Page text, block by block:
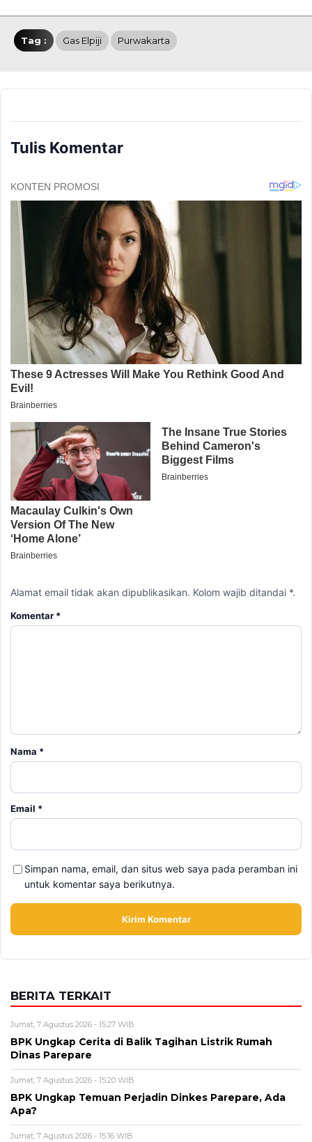
Tag : Gas Elpiji Purwakarta
Tulis Komentar
Alamat email tidak akan dipublikasikan. Kolom wajib ditandai *.
Komentar *
Nama *
Email *
Simpan nama, email, dan situs web saya pada peramban ini
untuk komentar saya berikutnya.
BERITA TERKAIT
Jumat, 7 Agustus 2026 - 15:27 WIB
BPK Ungkap Cerita di Balik Tagihan Listrik Rumah
Dinas Parepare
Jumat, 7 Agustus 2026 - 15:20 WIB
BPK Ungkap Temuan Perjadin Dinkes Parepare, Ada
Apa?
Jumat, 7 Agustus 2026 - 15:16 WIB